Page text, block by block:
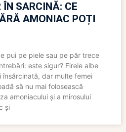
ÎN SARCINĂ: CE
AMONIAC POȚI
pui pe piele sau pe păr trece
este sigur? Firele albe
dar multe femei
să nu mai folosească
amoniacului și a mirosului
și